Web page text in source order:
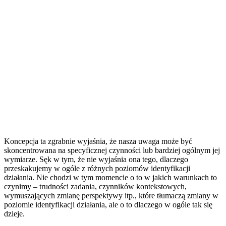
Koncepcja ta zgrabnie wyjaśnia, że nasza uwaga może być
skoncentrowana na specyficznej czynności lub bardziej ogólnym jej
wymiarze. Sęk w tym, że nie wyjaśnia ona tego, dlaczego
przeskakujemy w ogóle z różnych poziomów identyfikacji
działania. Nie chodzi w tym momencie o to w jakich warunkach to
czynimy – trudności zadania, czynników kontekstowych,
wymuszających zmianę perspektywy itp., które tłumaczą zmiany w
poziomie identyfikacji działania, ale o to dlaczego w ogóle tak się
dzieje.